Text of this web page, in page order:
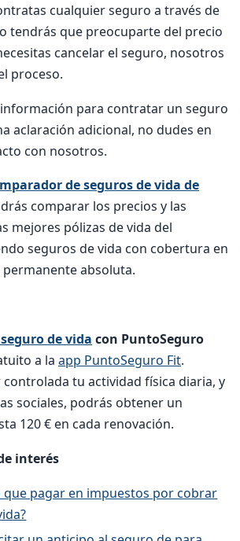
cualquier seguro a través de
tendrás que preocuparte del precio
cancelar el seguro, nosotros
proceso.
información para contratar un seguro
aclaración adicional, no dudes en
con nosotros.
de seguros de vida de
comparar los precios y las
mejores pólizas de vida del
seguros de vida con cobertura en
permanente absoluta.
de vida con PuntoSeguro
a la app PuntoSeguro Fit.
controlada tu actividad física diaria, y
sociales, podrás obtener un
120 € en cada renovación.
interés
que pagar en impuestos por cobrar